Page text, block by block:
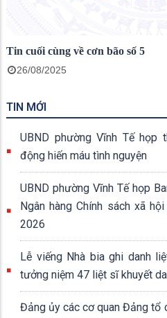
Tin cuối cùng về cơn bão số 5
26/08/2025
TIN MỚI
UBND phường Vĩnh Tế họp
động hiến máu tình nguyện
UBND phường Vĩnh Tế họp
Ngân hàng Chính sách xã
2026
Lễ viếng Nhà bia ghi danh
tưởng niệm 47 liệt sĩ khuyết
Đảng ủy các cơ quan Đảng tổ